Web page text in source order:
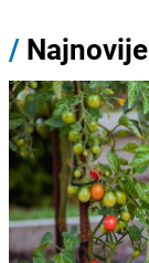
/ Najnovije